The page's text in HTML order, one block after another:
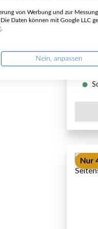
Nur
von Werbung und zur
Daten können mit Google LLC
.
Nein, anpassen